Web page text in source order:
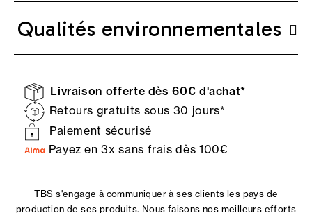
Qualités environnementales
Livraison offerte dès 60€ d'achat*
Retours gratuits sous 30 jours*
Paiement sécurisé
Payez en 3x sans frais dès 100€
TBS s'engage à communiquer à ses clients les pays de
production de ses produits. Nous faisons nos meilleurs efforts